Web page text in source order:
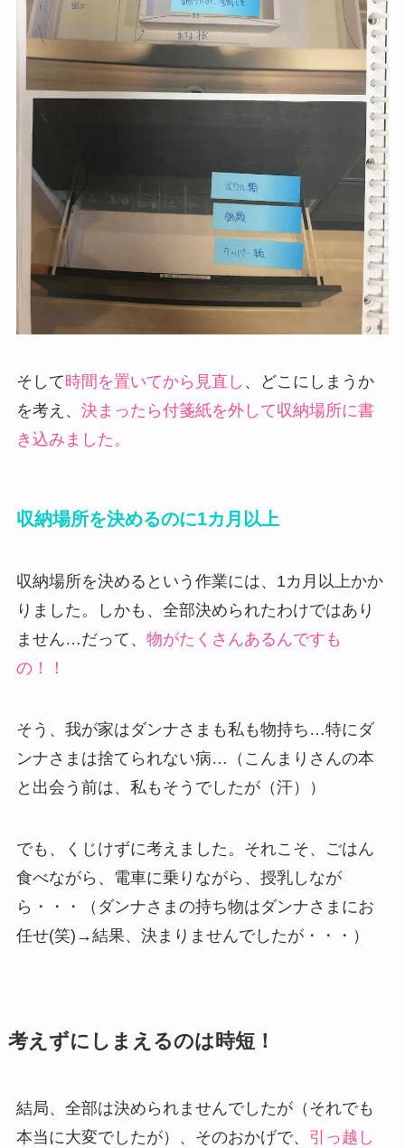
そして時間を置いてから見直し 、どこにしまうか
を考え、 決まったら付箋紙を外して収納場所に書
き込みました。
収納場所を決めるのに1カ月以上
収納場所を決めるという作業には、1カ月以上かか
りました。しかも、全部決められたわけではあり
ません…だって、 物がたくさんあるんですも
の！！
そう、我が家はダンナさまも私も物持ち…特にダ
ンナさまは捨てられない病…（こんまりさんの本
と出会う前は、私もそうでしたが（汗））
でも、くじけずに考えました。それこそ、ごはん
食べながら、電車に乗りながら、授乳しなが
ら・・・（ダンナさまの持ち物はダンナさまにお
任せ(笑)→結果、決まりませんでしたが・・・）
考えずにしまえるのは時短！
結局、全部は決められませんでしたが（それでも
本当に大変でしたが）、そのおかげで、 引っ越し